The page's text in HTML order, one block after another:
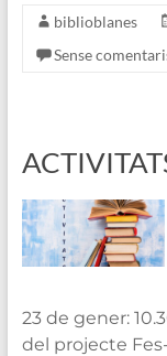
biblioblanes
Sense
23 de gener:
del projecte